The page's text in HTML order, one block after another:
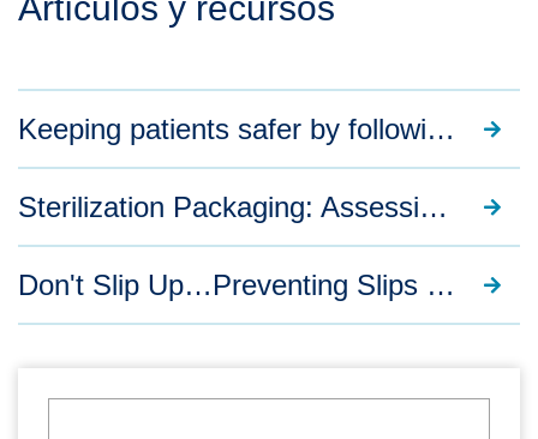
Artículos y recursos
Keeping patients safer by following CLABSI protocol
Sterilization Packaging: Assessing Risk and Taking Action
Don't Slip Up…Preventing Slips & Falls in Hospitals